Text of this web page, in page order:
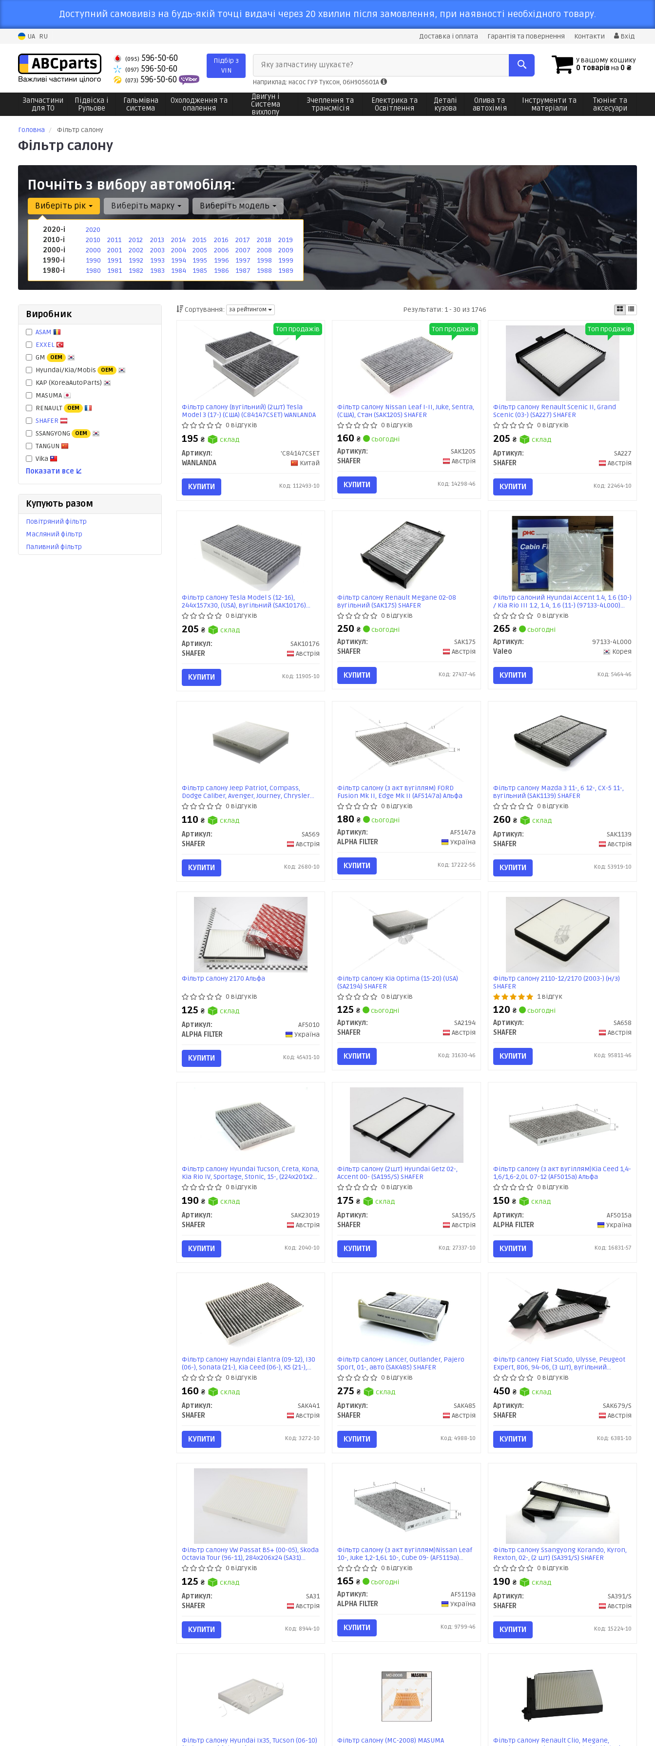
Доступний самовивіз на будь-якій точці видачі через 20 хвилин після замовлення, при наявності необхідного товару.
UA RU Доставка і оплата Гарантія та повернення Контакти Вхід
(095) 596-50-60
(097) 596-50-60
(073) 596-50-60
Підбір з
VIN
У вашому кошику
0 товарів на 0 ₴
Яку запчастину шукаєте?
Наприклад: насос ГУР Туксон, 06H905601A
Запчастини
для ТО
Підвіска і
Рульове
Гальмівна
система
Охолодження та
опалення
Двигун і
Система
вихлопу
Зчеплення та
трансмісія
Електрика та
Освітлення
Деталі
кузова
Олива та
автохімія
Інструменти та
матеріали
Тюнінг та
аксесуари
Головна Фільтр салону
Фільтр салону
Почніть з вибору автомобіля:
Виберіть рік
2020-і
2020
2010-і
2010 2011 2012 2013 2014 2015 2016 2017 2018
2019
2000-і
2000 2001 2002 2003 2004 2005 2006 2007 2008
2009
1990-і
1990 1991 1992 1993 1994 1995 1996 1997 1998
1999
1980-і
1980 1981 1982 1983 1984 1985 1986 1987 1988 1989
Виберіть марку Виберіть модель
Виробник
ASAM
EXXEL
GM
OEM
Hyundai/Kia/Mobis OEM
KAP (KoreaAutoParts)
MASUMA
RENAULT
OEM
SHAFER
SSANGYONG
OEM
TANGUN
Vika
Показати все ↓
Купують разом
Повітряний фільтр
Масляний фільтр
Паливний фільтр
Сортування: за рейтингом Результати: 1 - 30 из 1746
Фільтр салону (вугільний) (2шт) Tesla
Model 3 (17-) (США) (C84147CSET) WANLANDA
0 відгуків
195 ₴
склад
Артикул:
'C84147CSET
WANLANDA
Китай
КУПИТИ Код: 112493-10
Топ продажів
Фільтр салону Nissan Leaf I-II, Juke, Sentra,
(США), Стан (SAK1205) SHAFER
0 відгуків
160₴
сьогодні
Артикул:
SAK1205
SHAFER
Австрія
КУПИТИ Код: 14298-46
Топ продажів
Фільтр салону Renault Scenic II, Grand
Scenic (03-) (SA227) SHAFER
0 відгуків
205₴
склад
Артикул:
SA227
SHAFER
Австрія
КУПИТИ Код: 22464-10
Топ продажів
Фільтр салону Tesla Model S (12-16),
244x157x30, (USA), вугільний (SAK10176)
SHAFER
0 відгуків
205 ₴
склад
Артикул:
SAK10176
SHAFER
Австрія
КУПИТИ Код: 11905-10
Фільтр салону Renault Megane 02-08
вугільний (SAK175) SHAFER
0 відгуків
250₴
сьогодні
Артикул:
SAK175
SHAFER
Австрія
КУПИТИ Код: 27437-46
Фільтр салоний Hyundai Accent 1.4, 1.6 (10-)
/ Kia Rio III 1.2, 1.4, 1.6 (11-) (97133-4L000)
Valeo PHC
0 відгуків
265₴
сьогодні
Артикул:
97133-4L000
Valeo
Корея
КУПИТИ Код: 5464-46
Фільтр салону Jeep Patriot, Compass,
Dodge Caliber, Avenger, Journey, Chrysler
200, Cirrus, Sebring, 01- (SA569) SHAFER
0 відгуків
110 ₴
склад
Артикул:
SA569
SHAFER
Австрія
КУПИТИ Код: 2680-10
Фільтр салону (з акт вугіллям) FORD
Fusion Mk II, Edge Mk II (AF5147a) Альфа
0 відгуків
180₴
сьогодні
Артикул:
AF5147a
ALPHA FILTER
Україна
КУПИТИ Код: 17222-56
Фільтр салону Mazda 3 11-, 6 12-, CX-5 11-,
вугільний (SAK1139) SHAFER
0 відгуків
260₴
склад
Артикул:
SAK1139
SHAFER
Австрія
КУПИТИ Код: 53919-10
Фільтр салону 2170 Альфа
0 відгуків
125 ₴
склад
Артикул:
AF5010
ALPHA FILTER
Україна
КУПИТИ Код: 45431-10
Фільтр салону Kia Optima (15-20) (USA)
(SA2194) SHAFER
0 відгуків
125₴
сьогодні
Артикул:
SA2194
SHAFER
Австрія
КУПИТИ Код: 31630-46
Фільтр салону 2110-12/2170 (2003-) (н/з)
SHAFER
1 відгук
120₴
сьогодні
Артикул:
SA658
SHAFER
Австрія
КУПИТИ Код: 95811-46
Фільтр салону Hyundai Tucson, Creta, Kona,
Kia Rio IV, Sportage, Stonic, 15-, (224x201x28),
(USA), вугільний (SAK23019) SHAFER
0 відгуків
190 ₴
склад
Артикул:
SAK23019
SHAFER
Австрія
КУПИТИ Код: 2040-10
Фільтр салону (2шт) Hyundai Getz 02-,
Accent 00- (SA195/S) SHAFER
0 відгуків
175₴
склад
Артикул:
SA195/S
SHAFER
Австрія
КУПИТИ Код: 27337-10
Фільтр салону (з акт вугіллям)Kia Ceed 1,4-
1,6/1,6-2,0L 07-12 (AF5015a) Альфа
0 відгуків
150₴
склад
Артикул:
AF5015a
ALPHA FILTER
Україна
КУПИТИ Код: 16831-57
Фільтр салону Huyndai Elantra (09-12), I30
(06-), Sonata (21-), Kia Ceed (06-), K5 (21-),
вугільний (SAK441) SHAFER
0 відгуків
160 ₴
склад
Артикул:
SAK441
SHAFER
Австрія
КУПИТИ Код: 3272-10
Фільтр салону Lancer, Outlander, Pajero
Sport, 01-, авто (SAK485) SHAFER
0 відгуків
275₴
склад
Артикул:
SAK485
SHAFER
Австрія
КУПИТИ Код: 4988-10
Фільтр салону Fiat Scudo, Ulysse, Peugeot
Expert, 806, 94-06, (3 шт), вугільний
(SAK679/S) SHAFER0 відгуків
450₴
склад
Артикул:
SAK679/S
SHAFER
Австрія
КУПИТИ Код: 6381-10
Фільтр салону VW Passat B5+ (00-05), Skoda
Octavia Tour (96-11), 284x206x24 (SA31)
SHAFER
0 відгуків
125 ₴
склад
Артикул:
SA31
SHAFER
Австрія
КУПИТИ Код: 8944-10
Фільтр салону (з акт вугіллям)Nissan Leaf
10-, Juke 1,2-1,6L 10-, Cube 09- (AF5119a)
Альфа
0 відгуків
165₴
сьогодні
Артикул:
AF5119a
ALPHA FILTER
Україна
КУПИТИ Код: 9799-46
Фільтр салону Ssangyong Korando, Kyron,
Rexton, 02-, (2 шт) (SA391/S) SHAFER
0 відгуків
190₴
склад
Артикул:
SA391/S
SHAFER
Австрія
КУПИТИ Код: 15224-10
Фільтр салону Hyundai Ix35, Tucson (06-10)
Фільтр салону (MC-2008) MASUMA
Фільтр салону Renault Clio, Megane,